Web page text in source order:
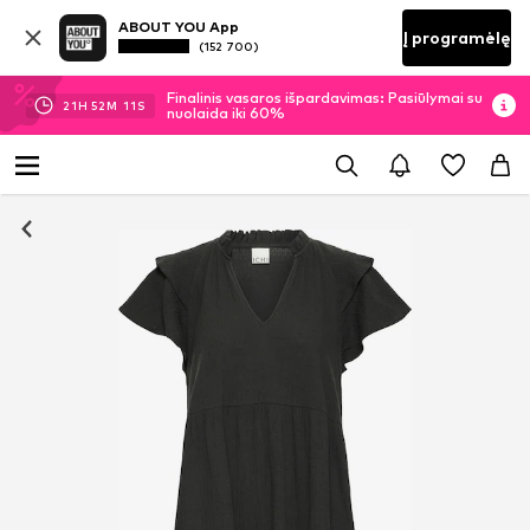
ABOUT YOU App
(152 700) Į programėlę
21H 52M 11 S
Finalinis vasaros išpardavimas: Pasiūlymai su
nuolaida iki 60%